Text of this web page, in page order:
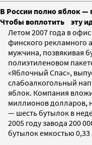
В России полно яблок —
Чтобы воплотить эту
Летом 2007 года в
финского рекламного
мужчина, позвякивая
полиэтиленовом
«Яблочный Спас»,
слабоалкогольный
яблок. Компания
миллионов долларов,
— шесть бутылок в
2005 году завода 200
бутылок емкостью 0,33